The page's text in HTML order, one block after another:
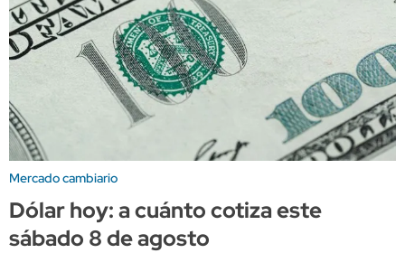
Mercado cambiario
Dólar hoy: a cuánto cotiza este
sábado 8 de agosto